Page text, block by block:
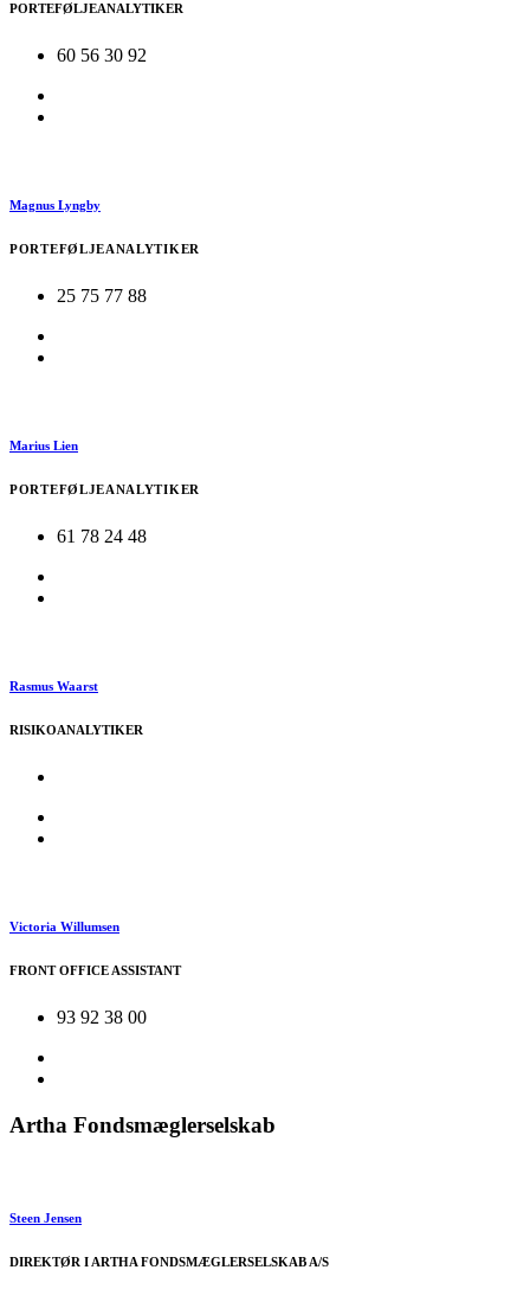
PORTEFØLJEANALYTIKER
60 56 30 92
Magnus Lyngby
PORTEFØLJEANALYTIKER
25 75 77 88
Marius Lien
PORTEFØLJEANALYTIKER
61 78 24 48
Rasmus Waarst
RISIKOANALYTIKER
Victoria Willumsen
FRONT OFFICE ASSISTANT
93 92 38 00
Artha Fondsmæglerselskab
Steen Jensen
DIREKTØR I ARTHA FONDSMÆGLERSELSKAB A/S